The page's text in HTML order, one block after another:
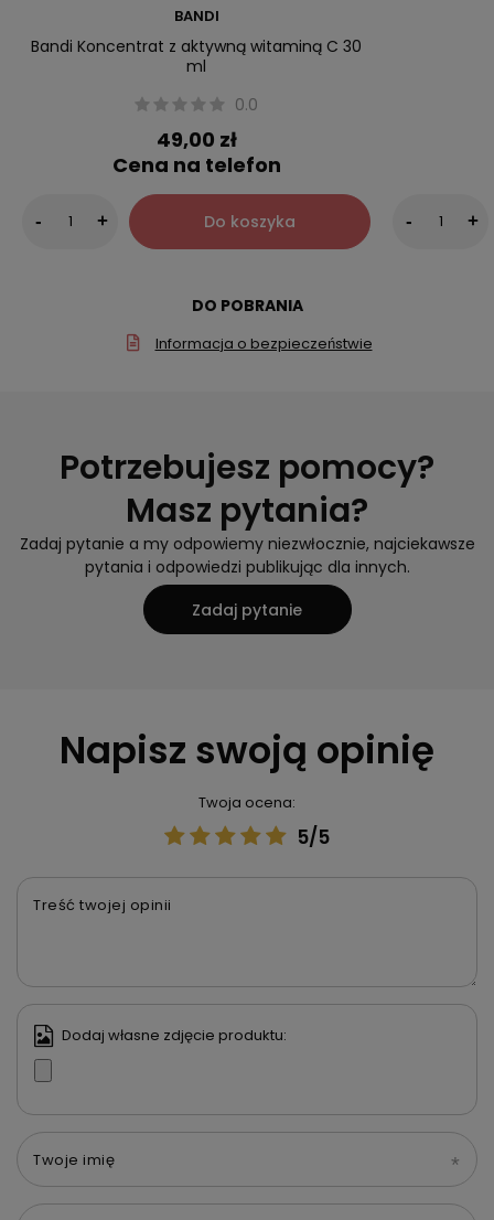
BANDI
Bandi Koncentrat z aktywną witaminą C 30
ml
0.0
49,00 zł
Cena na telefon
- + Do koszyka - +
DO POBRANIA
Informacja o bezpieczeństwie
Potrzebujesz pomocy?
Masz pytania?
Zadaj pytanie a my odpowiemy niezwłocznie, najciekawsze
pytania i odpowiedzi publikując dla innych.
Zadaj pytanie
Napisz swoją opinię
Twoja ocena:
5/5
Treść twojej opinii
Dodaj własne zdjęcie produktu:
Twoje imię